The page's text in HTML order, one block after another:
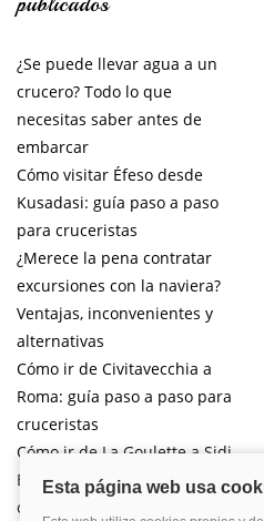
¿Se puede llevar agua a un
crucero? Todo lo que
necesitas saber antes de
embarcar
Cómo visitar Éfeso desde
Kusadasi: guía paso a paso
para cruceristas
¿Merece la pena contratar
excursiones con la naviera?
Ventajas, inconvenientes y
alternativas
Cómo ir de Civitavecchia a
Roma: guía paso a paso para
cruceristas
Cómo ir de La Goulette a Sidi
Bou Said por libre desde tu
crucero